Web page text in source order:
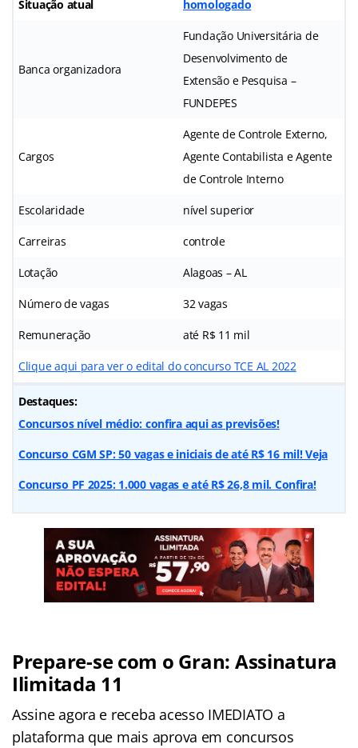
Situação atual homologado
Banca organizadora
Fundação Universitária de
Desenvolvimento de
Extensão e Pesquisa –
FUNDEPES
Cargos
Agente de Controle Externo,
Agente Contabilista e Agente
de Controle Interno
Escolaridade nível superior
Carreiras controle
Lotação Alagoas – AL
Número de vagas 32 vagas
Remuneração até R$ 11 mil
Clique aqui para ver o edital do concurso TCE AL 2022
Destaques:
Concursos nível médio: confira aqui as previsões!
Concurso CGM SP: 50 vagas e iniciais de até R$ 16 mil! Veja
Concurso PF 2025: 1.000 vagas e até R$ 26,8 mil. Confira!
Prepare-se com o Gran: Assinatura
Ilimitada 11
Assine agora e receba acesso IMEDIATO a
plataforma que mais aprova em concursos